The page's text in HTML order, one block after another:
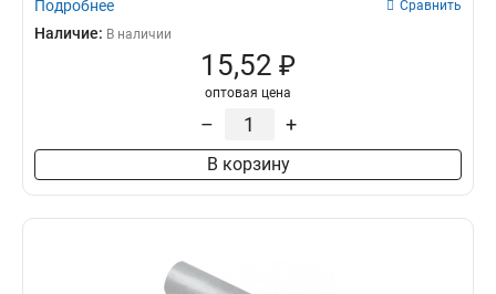
Подробнее Сравнить
Наличие: В наличии
15,52 ₽
оптовая цена
– +
В корзину